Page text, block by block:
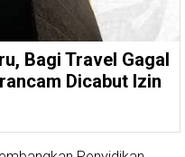
Bagi Travel Gagal
Dicabut Izin